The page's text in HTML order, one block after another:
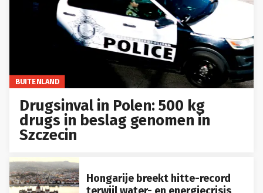
BUITENLAND
Drugsinval in Polen: 500 kg
drugs in beslag genomen in
Szczecin
Hongarije breekt hitte-record